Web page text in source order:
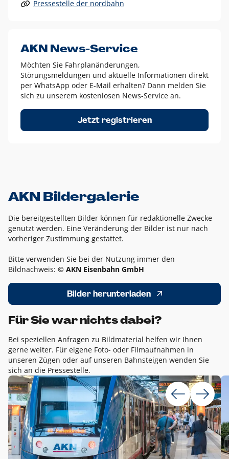
Alle anderen Logo-Varianten dürfen nur in Ausnahmefällen
Diese Ausnahmen sind zum Beispiel:
dem AKN Blau,
weißes Logo auf Fotohintergründen,
schwarzes Logo für reine Schwarz-Weiß-Umsetzungen
Um das Logo herum muss ein Schutzraum von jeweils einer
Höhe bzw. Breite des N aus AKN in alle Richtungen
Pressestelle der nordbahn
AKN News-Service
Möchten Sie Fahrplanänderungen,
Störungsmeldungen und aktuelle Informationen direkt
per WhatsApp oder E-Mail erhalten? Dann melden Sie
sich zu unserem kostenlosen News-Service an.
Jetzt registrieren
AKN Bildergalerie
Die bereitgestellten Bilder können für redaktionelle Zwecke
genutzt werden. Eine Veränderung der Bilder ist nur nach
vorheriger Zustimmung gestattet.
Bitte verwenden Sie bei der Nutzung immer den
Bildnachweis: © AKN Eisenbahn GmbH
Bilder herunterladen
Für Sie war nichts dabei?
Bei speziellen Anfragen zu Bildmaterial helfen wir Ihnen
gerne weiter. Für eigene Foto- oder Filmaufnahmen in
unseren Zügen oder auf unseren Bahnsteigen wenden Sie
sich an die Pressestelle.